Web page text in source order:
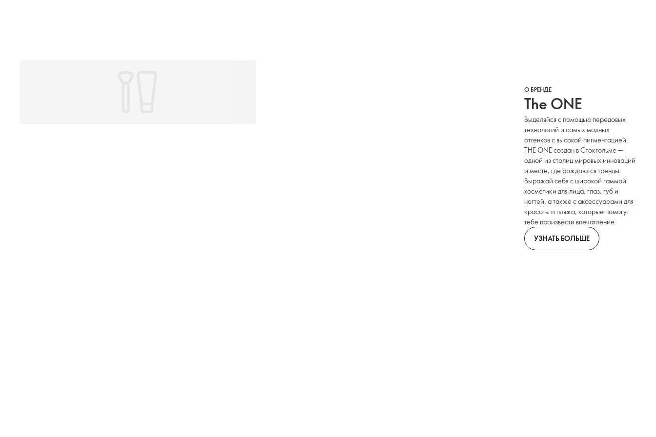
О БРЕНДЕ
The ONE
Выделяйся с помощью передовых
технологий и самых модных
оттенков с высокой пигментацией.
THE ONE создан в Стокгольме —
одной из столиц мировых инноваций
и месте, где рождаются тренды.
Выражай себя с широкой гаммой
косметики для лица, глаз, губ и
ногтей, а также с аксессуарами для
красоты и пляжа, которые помогут
тебе произвести впечатление.
УЗНАТЬ БОЛЬШЕ